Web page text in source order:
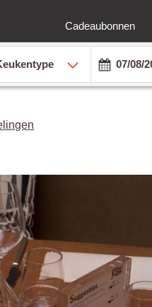
Cadeaubonnen